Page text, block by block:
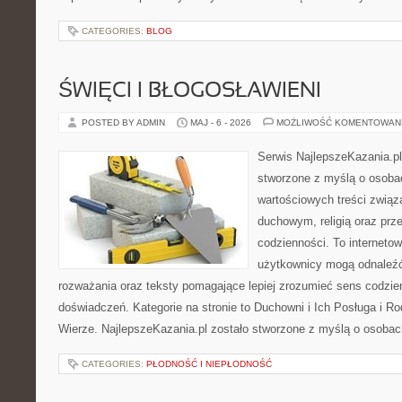
CATEGORIES: BLOG
ŚWIĘCI I BŁOGOSŁAWIENI
POSTED BY ADMIN MAJ - 6 - 2026 MOŻLIWOŚĆ
Serwis
stworzone z myślą o
wartościowych treści
duchowym, religią oraz
codzienności. To
użytkownicy mogą
rozważania oraz teksty pomagające lepiej zrozumieć sens
doświadczeń. Kategorie na stronie to Duchowni i Ich Posługa i
Wierze. NajlepszeKazania.pl zostało stworzone z myślą o
CATEGORIES: PŁODNOŚĆ I NIEPŁODNOŚĆ